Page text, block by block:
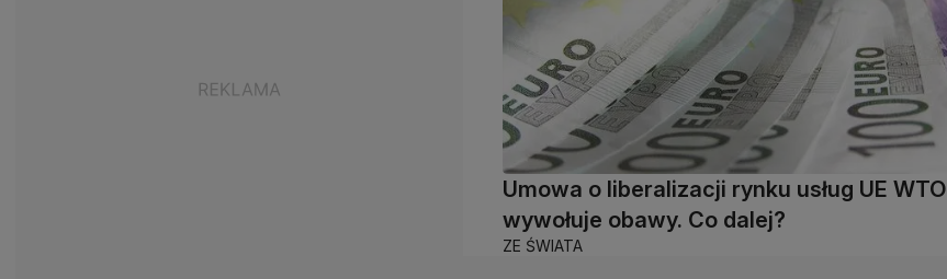
Umowa o liberalizacji rynku usług UE WTO
wywołuje obawy. Co dalej?
ZE ŚWIATA